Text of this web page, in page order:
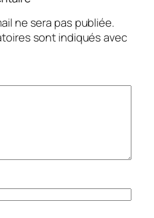
ne sera pas publiée.
sont indiqués avec